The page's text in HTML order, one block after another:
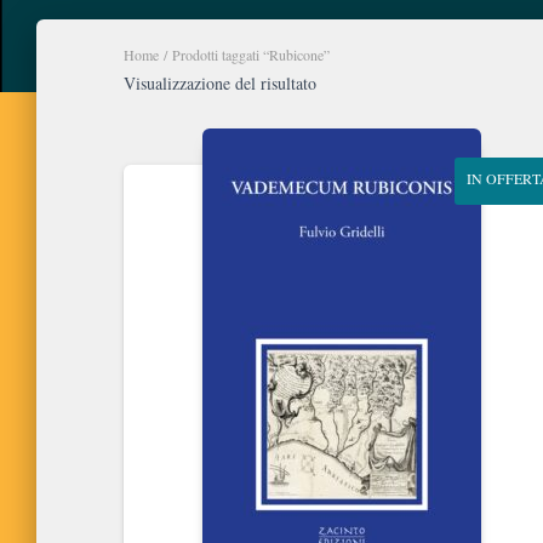
Home / Prodotti taggati “Rubicone”
Visualizzazione del risultato
IN